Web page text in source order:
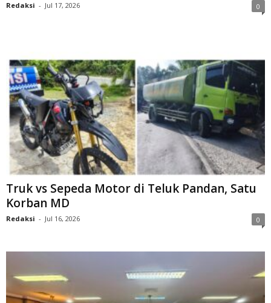
Redaksi - Jul 17, 2026 0
Truk vs Sepeda Motor di Teluk Pandan, Satu
Korban MD
Redaksi - Jul 16, 2026 0